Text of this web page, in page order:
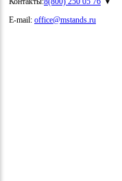
E-mail: office@mstands.ru